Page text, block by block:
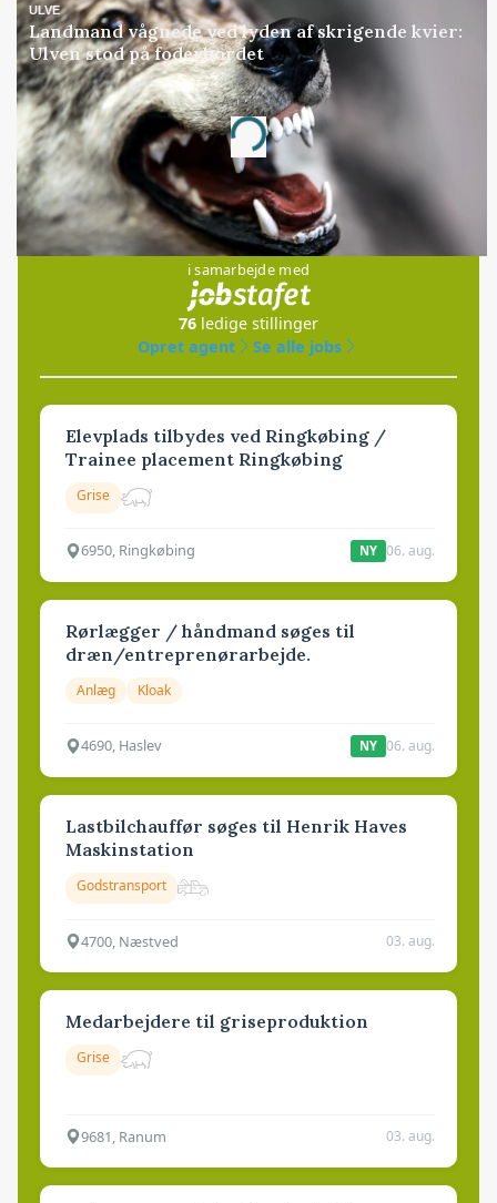
ULVE
Landmand vågnede ved lyden af skrigende kvier:
Ulven stod på foderbordet
Annonce
Loading...
Jobs
i samarbejde med
76 ledige stillinger
Opret agent
Se alle jobs
Elevplads tilbydes ved Ringkøbing /
Trainee placement Ringkøbing
Grise
6950, Ringkøbing NY 06. aug.
Rørlægger / håndmand søges til
dræn/entreprenørarbejde.
Anlæg Kloak
4690, Haslev NY 06. aug.
Lastbilchauffør søges til Henrik Haves
Maskinstation
Godstransport
4700, Næstved 03. aug.
Medarbejdere til griseproduktion
Grise
9681, Ranum 03. aug.